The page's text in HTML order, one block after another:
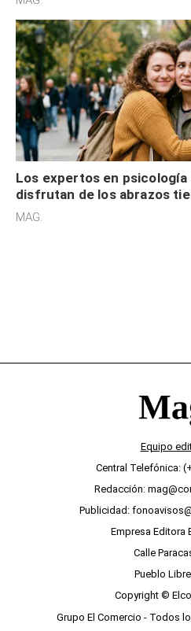
Los expertos en
disfrutan de los abrazos
sensibilidad a los estímulos
MAG.
Equipo
Central Telefónica:
Redacción:
Publicidad:
Empresa Editora
Calle
Pueblo
Copyright ©
Grupo El Comercio - Todos